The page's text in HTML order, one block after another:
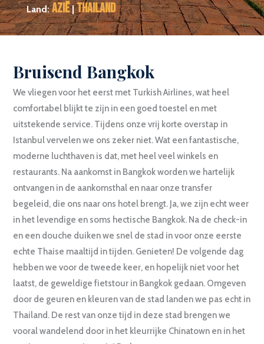
Land:Azië|Thailand
Bruisend Bangkok
We vliegen voor het eerst met Turkish Airlines, wat heel
comfortabel blijkt te zijn in een goed toestel en met
uitstekende service. Tijdens onze vrij korte overstap in
Istanbul vervelen we ons zeker niet. Wat een fantastische,
moderne luchthaven is dat, met heel veel winkels en
restaurants. Na aankomst in Bangkok worden we hartelijk
ontvangen in de aankomsthal en naar onze transfer
begeleid, die ons naar ons hotel brengt. Ja, we zijn echt weer
in het levendige en soms hectische Bangkok. Na de check-in
en een douche duiken we snel de stad in voor onze eerste
echte Thaise maaltijd in tijden. Genieten! De volgende dag
hebben we voor de tweede keer, en hopelijk niet voor het
laatst, de geweldige fietstour in Bangkok gedaan. Omgeven
door de geuren en kleuren van de stad landen we pas echt in
Thailand. De rest van onze tijd in deze stad brengen we
vooral wandelend door in het kleurrijke Chinatown en in het